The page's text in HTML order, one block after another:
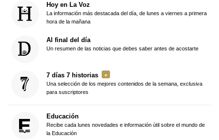
Hoy en La Voz
La información más destacada del día, de lunes a viernes a primera
hora de la mañana
Al final del día
Un resumen de las noticias que debes saber antes de acostarte
7 días 7 historias
Una selección de los mejores contenidos de la semana, exclusiva
para suscriptores
Educación
Recibe cada lunes novedades e información útil sobre el mundo de
la Educación